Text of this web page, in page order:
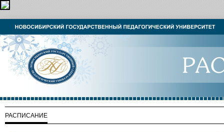
РАСПИСАНИЕ